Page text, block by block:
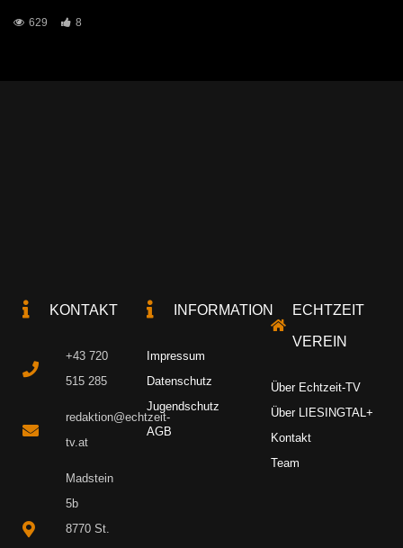
629 8
KONTAKT
+43 720
515 285
redaktion@echtzeit-
tv.at
Madstein
5b
8770 St.
INFORMATION
Impressum
Datenschutz
Jugendschutz
AGB
ECHTZEIT
VEREIN
Über Echtzeit-TV
Über LIESINGTAL+
Kontakt
Team